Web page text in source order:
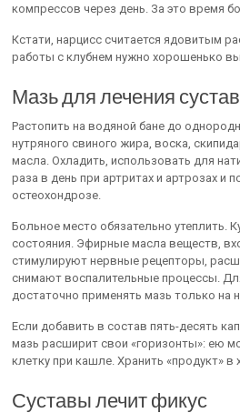
компрессов через день. За это время
Кстати, нарцисс считается ядовитым
работы с клубнем нужно хорошенько
Мазь для лечения
Растопить на водяной бане до
нутряного свиного жира, воска,
масла. Охладить, использовать для
раза в день при артритах и артрозах и
остеохондрозе.
Больное место обязательно утеплить.
состояния. Эфирные масла веществ,
стимулируют нервные рецепторы,
снимают воспалительные процессы.
достаточно применять мазь только на
Если добавить в состав пять-десять
мазь расширит свои «горизонты»: ею
клетку при кашле. Хранить «продукт» в
Суставы лечит фикус